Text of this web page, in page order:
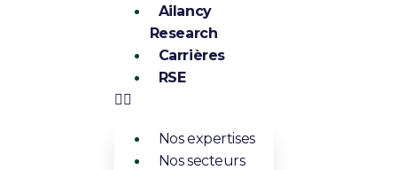
Ailancy
Research
Carrières
RSE
Nos expertises
Nos secteurs